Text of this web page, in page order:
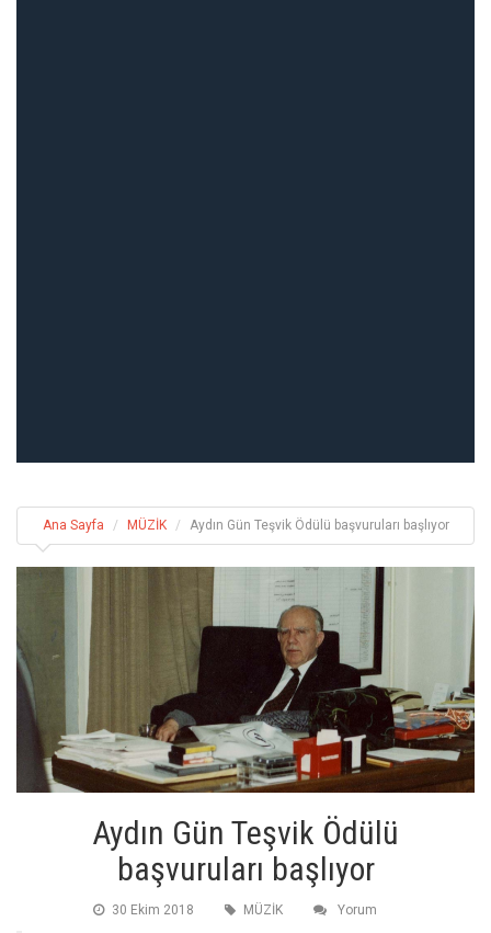
Ana Sayfa MÜZİK Aydın Gün Teşvik Ödülü başvuruları başlıyor
Aydın Gün Teşvik Ödülü
başvuruları başlıyor
30 Ekim 2018 MÜZİK Yorum